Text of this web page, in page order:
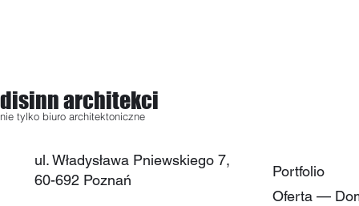
disinn architekci
nie tylko biuro architektoniczne
ul. Władysława Pniewskiego 7,
60-692 Poznań​
Portfolio
Oferta —